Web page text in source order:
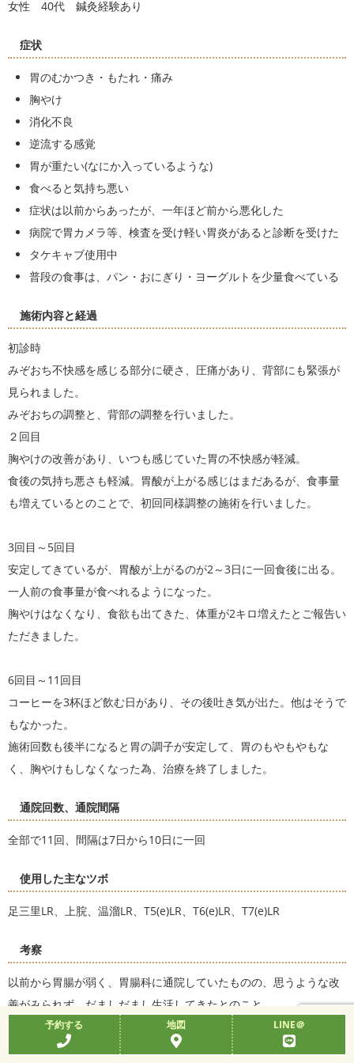
女性 40代 鍼灸経験あり
症状
胃のむかつき・もたれ・痛み
胸やけ
消化不良
逆流する感覚
胃が重たい(なにか入っているような)
食べると気持ち悪い
症状は以前からあったが、一年ほど前から悪化した
病院で胃カメラ等、検査を受け軽い胃炎があると診断を受けた
タケキャブ使用中
普段の食事は、パン・おにぎり・ヨーグルトを少量食べている
施術内容と経過
初診時
みぞおち不快感を感じる部分に硬さ、圧痛があり、背部にも緊張が
見られました。
みぞおちの調整と、背部の調整を行いました。
２回目
胸やけの改善があり、いつも感じていた胃の不快感が軽減。
食後の気持ち悪さも軽減。胃酸が上がる感じはまだあるが、食事量
も増えているとのことで、初回同様調整の施術を行いました。
3回目～5回目
安定してきているが、胃酸が上がるのが2～3日に一回食後に出る。
一人前の食事量が食べれるようになった。
胸やけはなくなり、食欲も出てきた、体重が2キロ増えたとご報告い
ただきました。
6回目～11回目
コーヒーを3杯ほど飲む日があり、その後吐き気が出た。他はそうで
もなかった。
施術回数も後半になると胃の調子が安定して、胃のもやもやもな
く、胸やけもしなくなった為、治療を終了しました。
通院回数、通院間隔
全部で11回、間隔は7日から10日に一回
使用した主なツボ
足三里LR、上脘、温溜LR、T5(e)LR、T6(e)LR、T7(e)LR
考察
以前から胃腸が弱く、胃腸科に通院していたものの、思うような改
善がみられず、だましだまし生活してきたとのこと。
今回症状が悪化し、鍼灸治療を受けたいと思いご予約いただいた患
者様でした。
予約する 地図 LINE＠